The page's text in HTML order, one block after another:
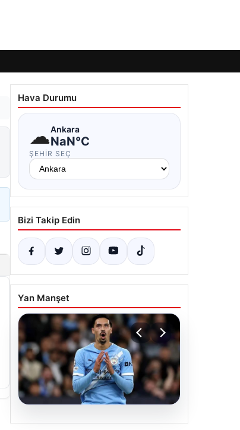
Hava Durumu
☁Ankara
NaN°C
ŞEHIR SEÇ
Bizi Takip Edin
Yan Manşet
05.08.2026